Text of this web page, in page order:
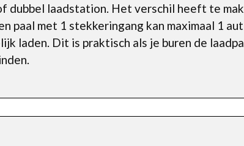
dubbel laadstation. Het verschil heeft te
paal met 1 stekkeringang kan maximaal 1
laden. Dit is praktisch als je buren de